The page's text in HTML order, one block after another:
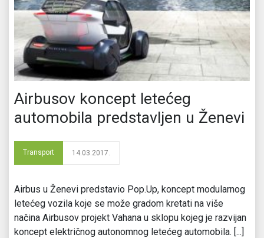
Airbusov koncept letećeg
automobila predstavljen u Ženevi
Transport 14.03.2017.
Airbus u Ženevi predstavio Pop.Up, koncept modularnog
letećeg vozila koje se može gradom kretati na više
načina Airbusov projekt Vahana u sklopu kojeg je razvijan
koncept električnog autonomnog letećeg automobila. [...]